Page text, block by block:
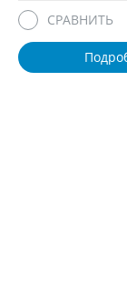
СРАВНИТЬ